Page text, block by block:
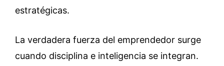
estratégicas.
La verdadera fuerza del emprendedor surge
cuando disciplina e inteligencia se integran.